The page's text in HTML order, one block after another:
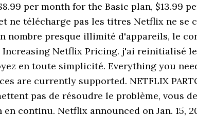
per month for the Basic plan, $13.99
ne télécharge pas les titres Netflix ne se
nombre presque illimité d'appareils, le
Netflix Pricing. j'ai reinitialisé
en toute simplicité. Everything you
are currently supported. NETFLIX
pas de résoudre le problème,
continu. Netflix announced on Jan.